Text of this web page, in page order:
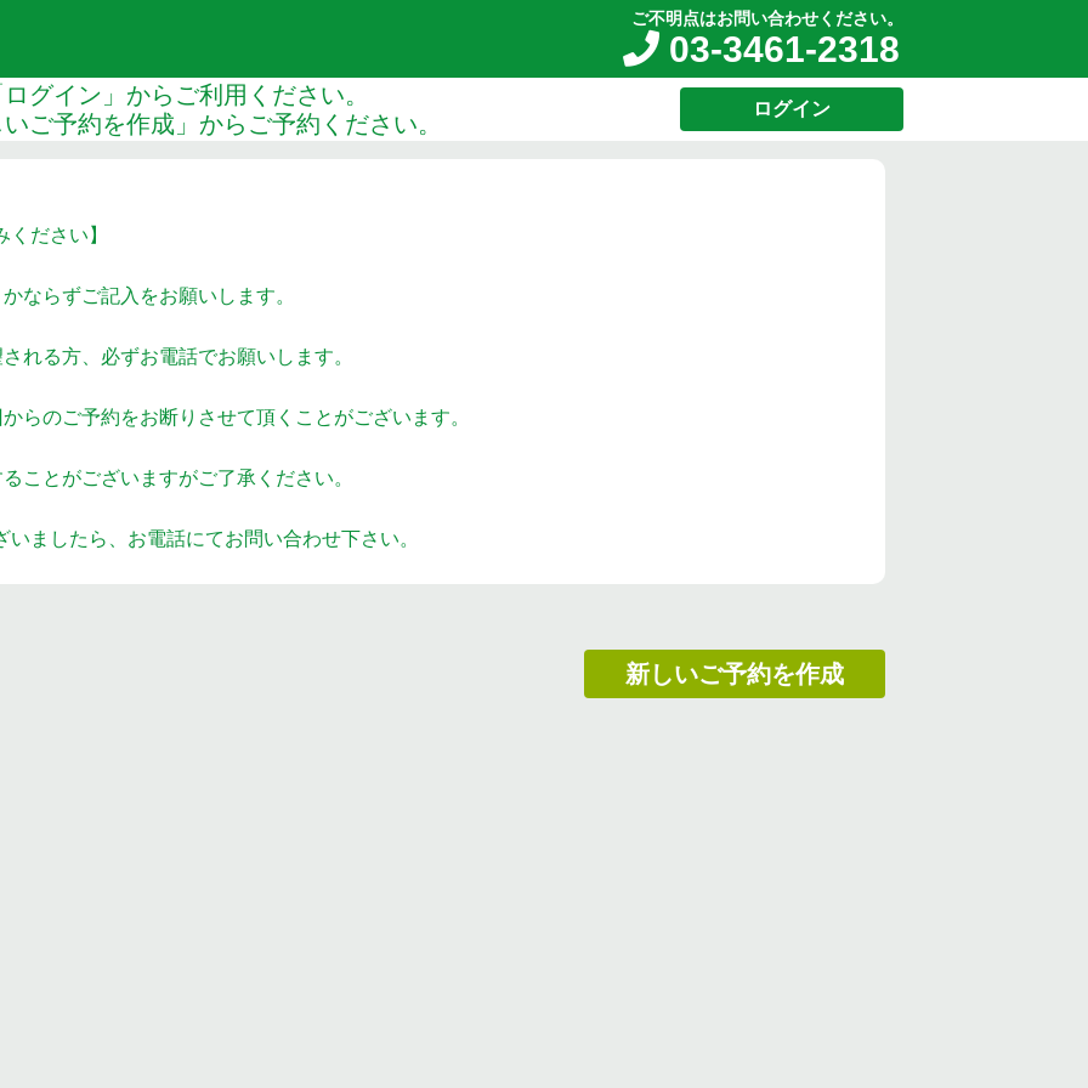
ご不明点はお問い合わせください。
03-3461-2318
グイン」からご利用ください。
ご予約を作成」からご予約ください。
ログイン
ださい】
ならずご記入をお願いします。
れる方、必ずお電話でお願いします。
らのご予約をお断りさせて頂くことがございます。
ことがございますがご了承ください。
ましたら、お電話にてお問い合わせ下さい。